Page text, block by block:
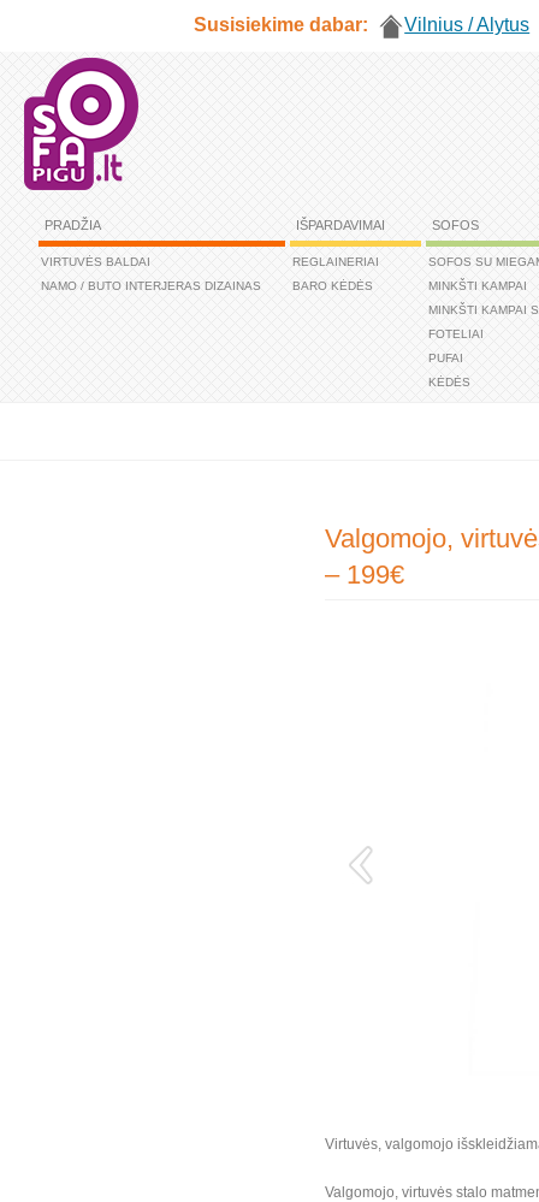
Susisiekime dabar: Vilnius / Alytus
PRADŽIA
VIRTUVĖS BALDAI
NAMO / BUTO INTERJERAS DIZAINAS
IŠPARDAVIMAI
REGLAINERIAI
BARO KĖDĖS
SOFOS
SOFOS SU
MINKŠTI KAMPAI
MINKŠTI KAMPAI
FOTELIAI
PUFAI
KĖDĖS
Valgomojo,
– 199€
Virtuvės, valgomojo
Valgomojo, virtuvės stalo